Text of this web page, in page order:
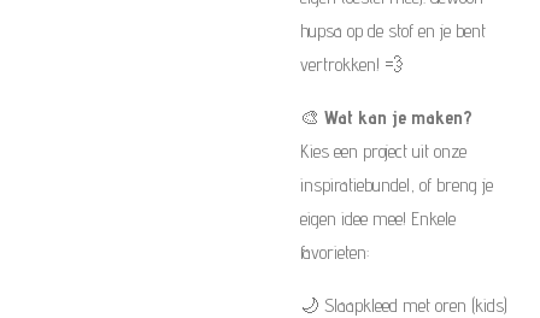
hupsa op de stof en je bent
vertrokken! 💨
🎨 Wat kan je maken?
Kies een project uit onze
inspiratiebundel, of breng je
eigen idee mee! Enkele
favorieten:
🌙 Slaapkleed met oren (kids)